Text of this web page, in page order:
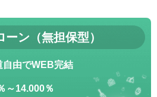
ーン（無担保型）
自由でWEB完結
～14.000％